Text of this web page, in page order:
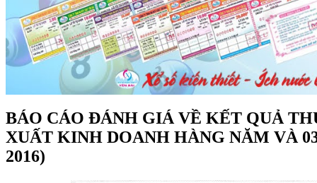
BÁO CÁO ĐÁNH GIÁ VỀ KẾT QUẢ
XUẤT KINH DOANH HÀNG NĂM VÀ
2016)